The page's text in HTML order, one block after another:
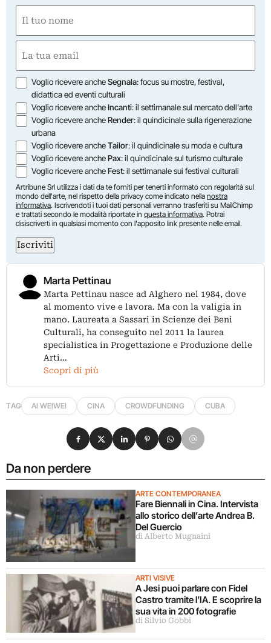
(Obbligatorio)
(Obbligatorio)
Opzioni
Voglio ricevere ancheSegnala: focus su mostre, festival,
didattica ed eventi culturali
Voglio ricevere ancheIncanti: il settimanale sul mercato dell'arte
Voglio ricevere ancheRender: il quindicinale sulla rigenerazione
urbana
Voglio ricevere ancheTailor: il quindicinale su moda e cultura
Voglio ricevere anchePax: il quindicinale sul turismo culturale
Voglio ricevere ancheFest: il settimanale sui festival culturali
Artribune Srl utilizza i dati da te forniti per tenerti informato con regolarità sul
mondo dell'arte, nel rispetto della privacy come indicato nella nostra
informativa. Iscrivendoti i tuoi dati personali verranno trasferiti su MailChimp
e trattati secondo le modalità riportate in questa informativa. Potrai
disiscriverti in qualsiasi momento con l'apposito link presente nelle email.
Iscriviti
Marta Pettinau
Marta Pettinau nasce ad Alghero nel 1984, dove
al momento vive e lavora. Ma con la valigia in
mano. Laureata a Sassari in Scienze dei Beni
Culturali, ha conseguito nel 2011 la laurea
specialistica in Progettazione e Produzione delle
Arti…
Scopri di più
TAG AI WEIWEI CINA CROWDFUNDING CUBA
Da non perdere
ARTE CONTEMPORANEA
Fare Biennali in Cina. Intervista
allo storico dell’arte Andrea B.
Del Guercio
di Alberto Mugnaini
ARTI VISIVE
A Jesi puoi parlare con Fidel
Castro tramite l’IA. E scoprire la
sua vita in 200 fotografie
di Silvio Gobbi
Condividi su Facebook
Condividi su X
Condividi su LinkedIn
Condividi su Pinterest
Condividi su WhatsApp
Condividi su Email